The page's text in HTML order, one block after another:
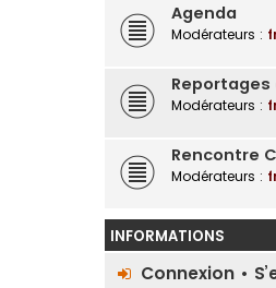
Agenda
Modérateurs :
Modérateurs :
Rencontre
Modérateurs :
INFORMATIONS
Connexion •